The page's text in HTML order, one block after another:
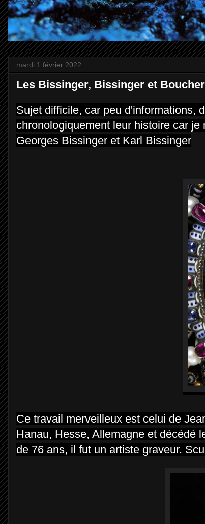
mardi 1 février 2022
Les Bissinger, Bissinger et
Sujet difficile, car peu d'informations,
chronologiquement leur histoire car
Georges Bissinger et Karl Bissinger
Ce travail merveilleux est celui de
Hanau, Hesse, Allemagne et décédé
de 76 ans, il fut un artiste graveur.